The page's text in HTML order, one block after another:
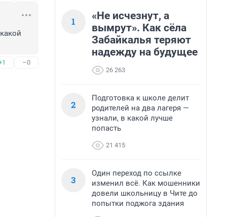
–0
1
«Не исчезнут, а
вымрут». Как сёла
Забайкалья теряют
надежду на будущее
26 263
2
Подготовка к школе делит
родителей на два лагеря —
узнали, в какой лучше
попасть
21 415
3
Один переход по ссылке
изменил всё. Как мошенники
довели школьницу в Чите до
попытки поджога здания